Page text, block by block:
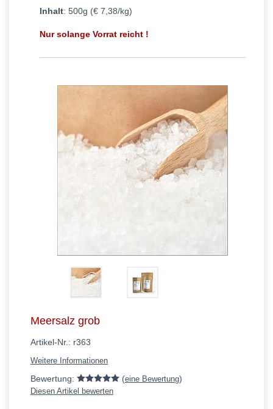
Inhalt: 500g (€ 7,38/kg)
Nur solange Vorrat reicht !
Meersalz grob
Artikel-Nr.: r363
Weitere Informationen
Bewertung: (eine Bewertung)
Diesen Artikel bewerten